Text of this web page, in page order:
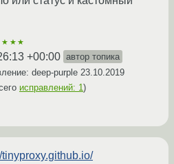
+00:00 автор топика
deep-purple 23.10.2019
исправлений: 1)
tinyproxy.github.io/